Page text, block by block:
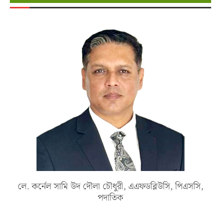
লে. কর্নেল সামি উদ দৌলা চৌধুরী, এএফডব্লিউসি, পিএসসি,
পদাতিক